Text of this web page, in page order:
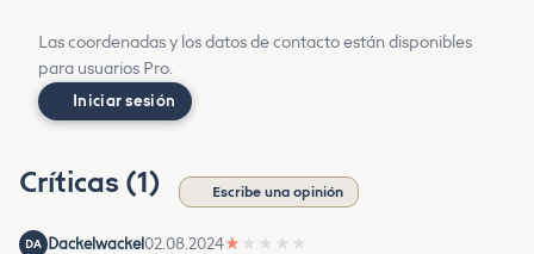
Las coordenadas y los datos de contacto están disponibles
para usuarios Pro.
Iniciar sesión
Críticas (1) Escribe una opinión
DA Dackelwackel02.08.2024★ ★ ★ ★ ★